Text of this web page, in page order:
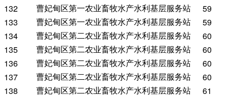
132
曹妃甸区第一农业畜牧水产水利基层服务站
59
133
曹妃甸区第一农业畜牧水产水利基层服务站
59
134
曹妃甸区第二农业畜牧水产水利基层服务站
60
135
曹妃甸区第二农业畜牧水产水利基层服务站
60
136
曹妃甸区第二农业畜牧水产水利基层服务站
60
137
曹妃甸区第二农业畜牧水产水利基层服务站
60
138
曹妃甸区第二农业畜牧水产水利基层服务站
61